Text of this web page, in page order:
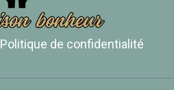
Politique de confidentialité